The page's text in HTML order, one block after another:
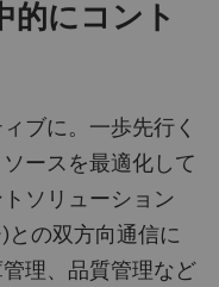
的にコント
ブに。一歩先行く
ースを最適化して
ソリューション
との双方向通信に
理、品質管理など